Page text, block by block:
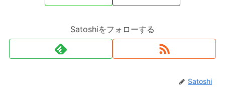
Satoshiをフォローする
Satoshi